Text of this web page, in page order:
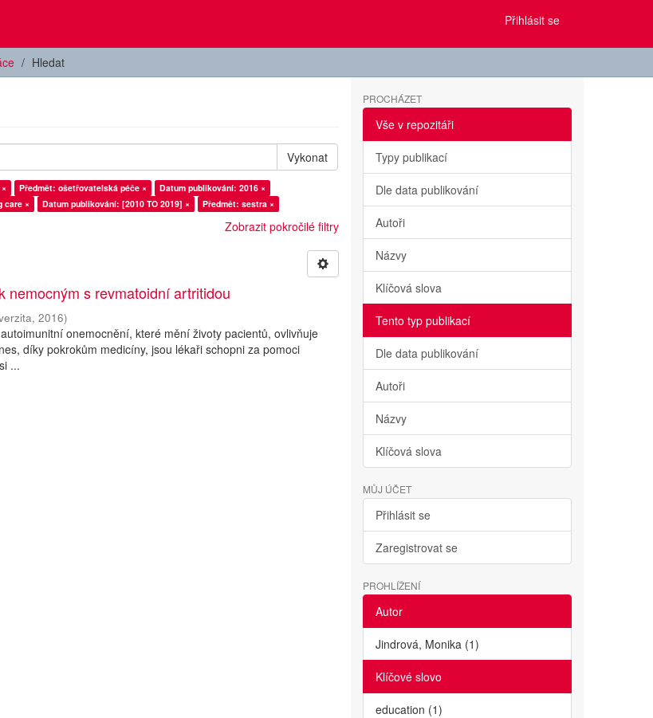
Přihlásit se
Hledat
Vykonat
Předmět: ošetřovatelská péče ×
Datum publikování: 2016 ×
care × Datum publikování: [2010 TO 2019] × Předmět: sestra ×
Zobrazit pokročilé filtry
nemocným s revmatoidní artritidou
,2016)
onemocnění, které mění životy pacientů, ovlivňuje
díky pokrokům medicíny, jsou lékaři schopni za pomoci
...
PROCHÁZET
Vše v repozitáři
Typy publikací
Dle data publikování
Autoři
Názvy
Klíčová slova
Tento typ publikací
Dle data publikování
Autoři
Názvy
Klíčová slova
MŮJ ÚČET
Přihlásit se
Zaregistrovat se
PROHLÍŽENÍ
Autor
Jindrová, Monika (1)
Klíčové slovo
education (1)